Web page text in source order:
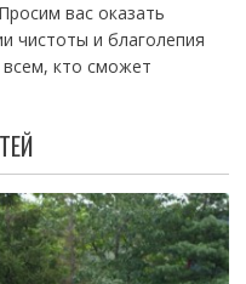
вас оказать
чистоты и благолепия
кто сможет